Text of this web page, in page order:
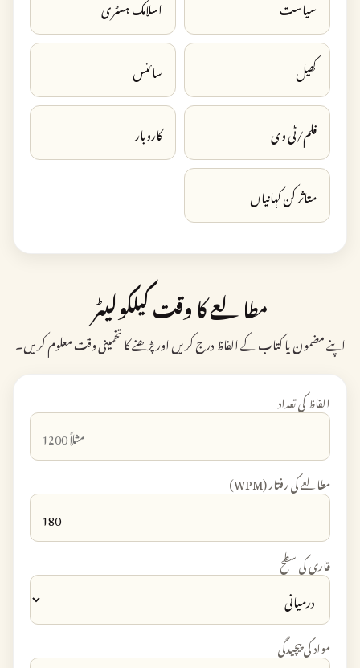
سیاست اسلامک ہسٹری
کھیل سائنس
فلم/ٹی وی کاروبار
متاثر کن کہانیاں
مطالعے کا وقت کیلکولیٹر
اپنے مضمون یا کتاب کے الفاظ درج کریں اور پڑھنے کا تخمینی وقت معلوم کریں۔
الفاظ کی تعداد
مطالعے کی رفتار (WPM)
قاری کی سطح
مواد کی پیچیدگی